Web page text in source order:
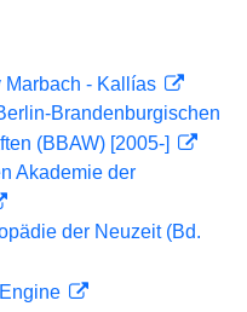
Marbach - Kallías
Brandenburgischen
(BBAW) [2005-]
Akademie der
der Neuzeit (Bd.